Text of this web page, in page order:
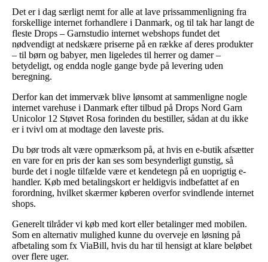
Det er i dag særligt nemt for alle at lave prissammenligning fra
forskellige internet forhandlere i Danmark, og til tak har langt de
fleste Drops – Garnstudio internet webshops fundet det
nødvendigt at nedskære priserne på en række af deres produkter
– til børn og babyer, men ligeledes til herrer og damer –
betydeligt, og endda nogle gange byde på levering uden
beregning.
Derfor kan det immervæk blive lønsomt at sammenligne nogle
internet varehuse i Danmark efter tilbud på Drops Nord Garn
Unicolor 12 Støvet Rosa forinden du bestiller, sådan at du ikke
er i tvivl om at modtage den laveste pris.
Du bør trods alt være opmærksom på, at hvis en e-butik afsætter
en vare for en pris der kan ses som besynderligt gunstig, så
burde det i nogle tilfælde være et kendetegn på en uoprigtig e-
handler. Køb med betalingskort er heldigvis indbefattet af en
forordning, hvilket skærmer køberen overfor svindlende internet
shops.
Generelt tilråder vi køb med kort eller betalinger med mobilen.
Som en alternativ mulighed kunne du overveje en løsning på
afbetaling som fx ViaBill, hvis du har til hensigt at klare beløbet
over flere uger.